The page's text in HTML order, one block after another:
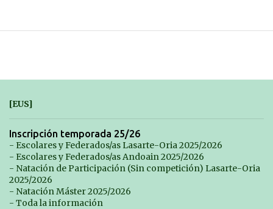
[EUS]
Inscripción temporada 25/26
- Escolares y Federados/as Lasarte-Oria 2025/2026
- Escolares y Federados/as Andoain 2025/2026
- Natación de Participación (Sin competición) Lasarte-Oria
2025/2026
- Natación Máster 2025/2026
- Toda la información